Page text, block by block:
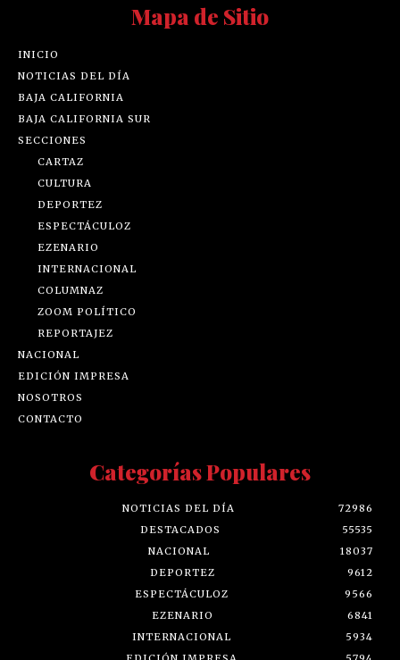
Mapa de Sitio
INICIO
NOTICIAS DEL DÍA
BAJA CALIFORNIA
BAJA CALIFORNIA SUR
SECCIONES
CARTAZ
CULTURA
DEPORTEZ
ESPECTÁCULOZ
EZENARIO
INTERNACIONAL
COLUMNAZ
ZOOM POLÍTICO
REPORTAJEZ
NACIONAL
EDICIÓN IMPRESA
NOSOTROS
CONTACTO
Categorías Populares
NOTICIAS DEL DÍA
72986
DESTACADOS
55535
NACIONAL
18037
DEPORTEZ
9612
ESPECTÁCULOZ
9566
EZENARIO
6841
INTERNACIONAL
5934